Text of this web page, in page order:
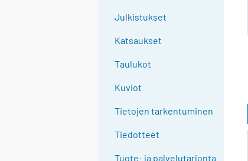
Julkistukset
Katsaukset
Taulukot
Kuviot
Tietojen tarkentuminen
Tiedotteet
Tuote- ja palvelutarjonta